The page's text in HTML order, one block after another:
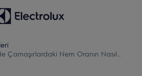
Çamaşırlardaki Nem Oranın Nasıl